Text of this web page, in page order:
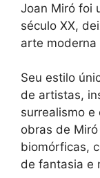
Joan Miró foi
século XX,
arte moderna
Seu estilo
de artistas,
surrealismo e
obras de
biomórficas,
de fantasia e